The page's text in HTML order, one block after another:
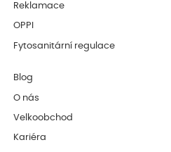
Reklamace
OPPI
Fytosanitární regulace
Blog
O nás
Velkoobchod
Kariéra